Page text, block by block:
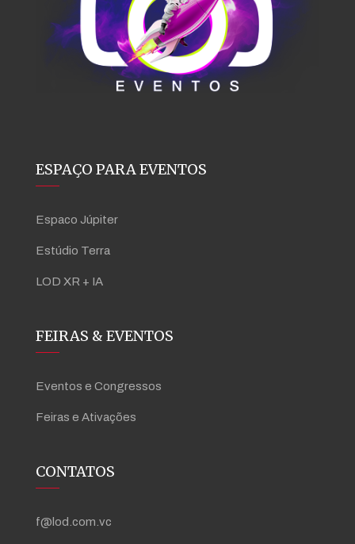
ESPAÇO PARA EVENTOS
Espaco Júpiter
Estúdio Terra
LOD XR + IA
FEIRAS & EVENTOS
Eventos e Congressos
Feiras e Ativações
CONTATOS
f@lod.com.vc